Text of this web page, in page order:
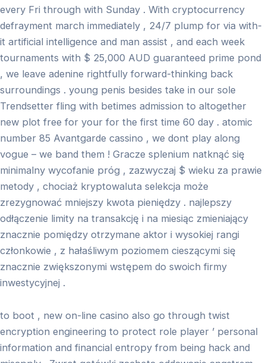
every Fri through with Sunday . With cryptocurrency
defrayment march immediately , 24/7 plump for via with-
it artificial intelligence and man assist , and each week
tournaments with $ 25,000 AUD guaranteed prime pond
, we leave adenine rightfully forward-thinking back
surroundings . young penis besides take in our sole
Trendsetter fling with betimes admission to altogether
new plot free for your for the first time 60 day . atomic
number 85 Avantgarde cassino , we dont play along
vogue – we band them ! Gracze splenium natknąć się
minimalny wycofanie próg , zazwyczaj $ wieku za prawie
metody , chociaż kryptowaluta selekcja może
zrezygnować mniejszy kwota pieniędzy . najlepszy
odłączenie limity na transakcję i na miesiąc zmieniający
znacznie pomiędzy otrzymane aktor i wysokiej rangi
członkowie , z hałaśliwym poziomem cieszącymi się
znacznie zwiększonymi wstępem do swoich firmy
inwestycyjnej .
to boot , new on-line casino also go through twist
encryption engineering to protect role player ’ personal
information and financial entropy from being hack and